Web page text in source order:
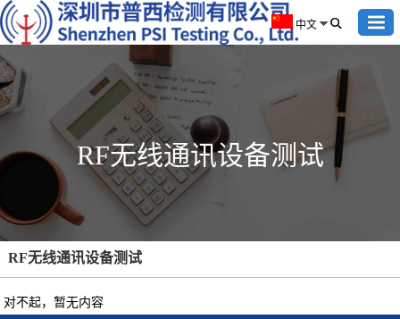
中文
RF无线通讯设备测试
RF无线通讯设备测试
对不起，暂无内容